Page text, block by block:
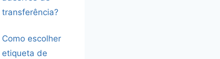
transferência?
Como escolher
etiqueta de